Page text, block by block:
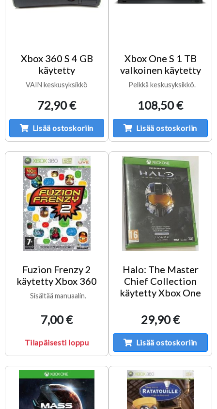
Xbox 360 S 4 GB
käytetty
VAIN keskusyksikkö
72,90 €
Lisää ostoskoriin
Xbox One S 1 TB
valkoinen käytetty
Pelkkä keskusyksikkö.
108,50 €
Lisää ostoskoriin
Fuzion Frenzy 2
käytetty Xbox 360
Sisältää manuaalin.
7,00 €
Tilapäisesti loppu
Halo: The Master
Chief Collection
käytetty Xbox One
29,90 €
Lisää ostoskoriin